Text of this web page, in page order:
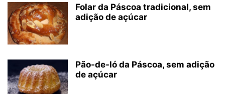
Folar da Páscoa tradicional, sem
adição de açúcar
Pão-de-ló da Páscoa, sem adição
de açúcar